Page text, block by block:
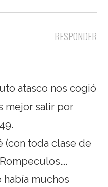
RESPONDER
atasco nos cogió
mejor salir por
(con toda clase de
muchos